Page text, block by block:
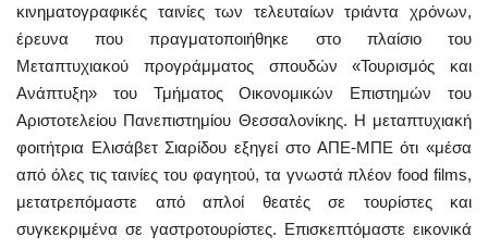
κινηματογραφικές ταινίες των τελευταίων τριάντα χρόνων,
έρευνα που πραγματοποιήθηκε στο πλαίσιο του
Μεταπτυχιακού προγράμματος σπουδών «Τουρισμός και
Ανάπτυξη» του Τμήματος Οικονομικών Επιστημών του
Αριστοτελείου Πανεπιστημίου Θεσσαλονίκης. Η μεταπτυχιακή
φοιτήτρια Ελισάβετ Σιαρίδου εξηγεί στο ΑΠΕ-ΜΠΕ ότι «μέσα
από όλες τις ταινίες του φαγητού, τα γνωστά πλέον food films,
μετατρεπόμαστε από απλοί θεατές σε τουρίστες και
συγκεκριμένα σε γαστροτουρίστες. Επισκεπτόμαστε εικονικά